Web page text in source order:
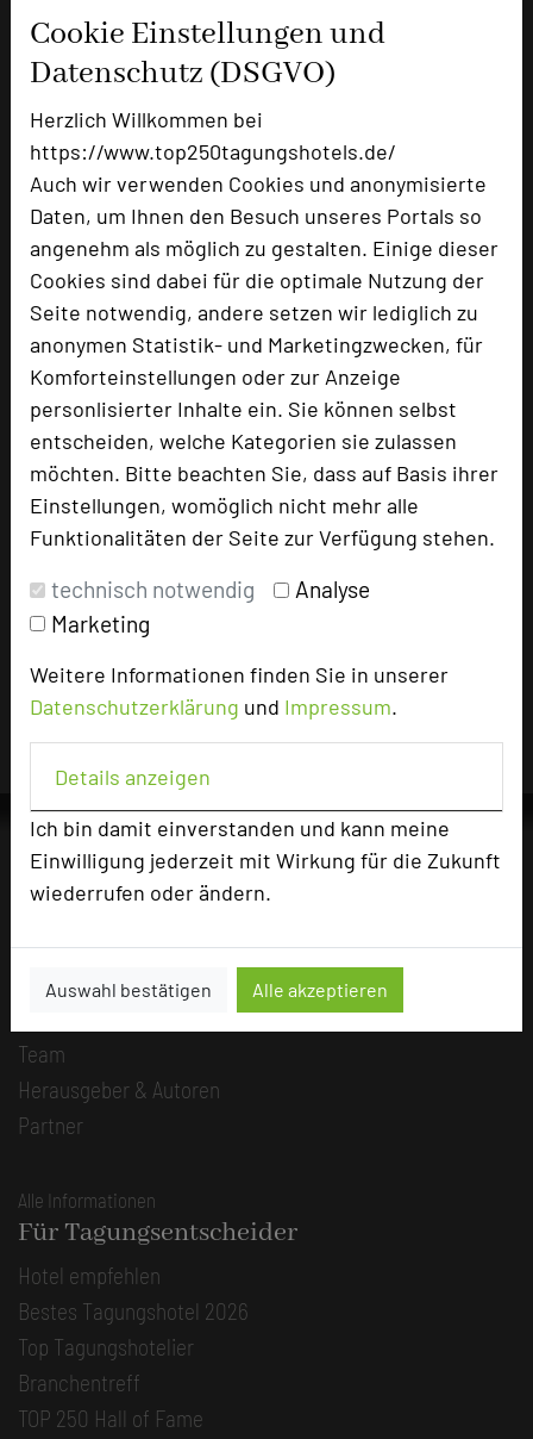
Cookie Einstellungen und
Datenschutz (DSGVO)
Herzlich Willkommen bei
https://www.top250tagungshotels.de/
Auch wir verwenden Cookies und anonymisierte
Daten, um Ihnen den Besuch unseres Portals so
angenehm als möglich zu gestalten. Einige dieser
Cookies sind dabei für die optimale Nutzung der
Seite notwendig, andere setzen wir lediglich zu
anonymen Statistik- und Marketingzwecken, für
Komforteinstellungen oder zur Anzeige
personlisierter Inhalte ein. Sie können selbst
entscheiden, welche Kategorien sie zulassen
möchten. Bitte beachten Sie, dass auf Basis ihrer
Einstellungen, womöglich nicht mehr alle
Funktionalitäten der Seite zur Verfügung stehen.
technisch notwendig
Analyse
Marketing
Weitere Informationen finden Sie in unserer
Datenschutzerklärung und Impressum.
Details anzeigen
Ich bin damit einverstanden und kann meine
Einwilligung jederzeit mit Wirkung für die Zukunft
wiederrufen oder ändern.
Auswahl bestätigen Alle akzeptieren
Ausstellungsfläche
Zimmer
Doppelzimmer
Einzelzimmer
Juniorsuiten
Besonders geeignet für
Seminar, Klausur, Event
2205 Seiten dieses Hotels wurden in den
vergangenen 30 Tagen auf diesem Portal aufgerufen.
Impressum zum Hotel
Für die Verwendung der Bilder haben die jeweiligen Hotels die
Nutzungsrechte für dieses Portal eingeräumt und sind dafür
verantwortlich.
Die Idee
Über uns
Mission
Team
Herausgeber & Autoren
Partner
Alle Informationen
Für Tagungsentscheider
Hotel empfehlen
Bestes Tagungshotel 2026
Top Tagungshotelier
Branchentreff
TOP 250 Hall of Fame